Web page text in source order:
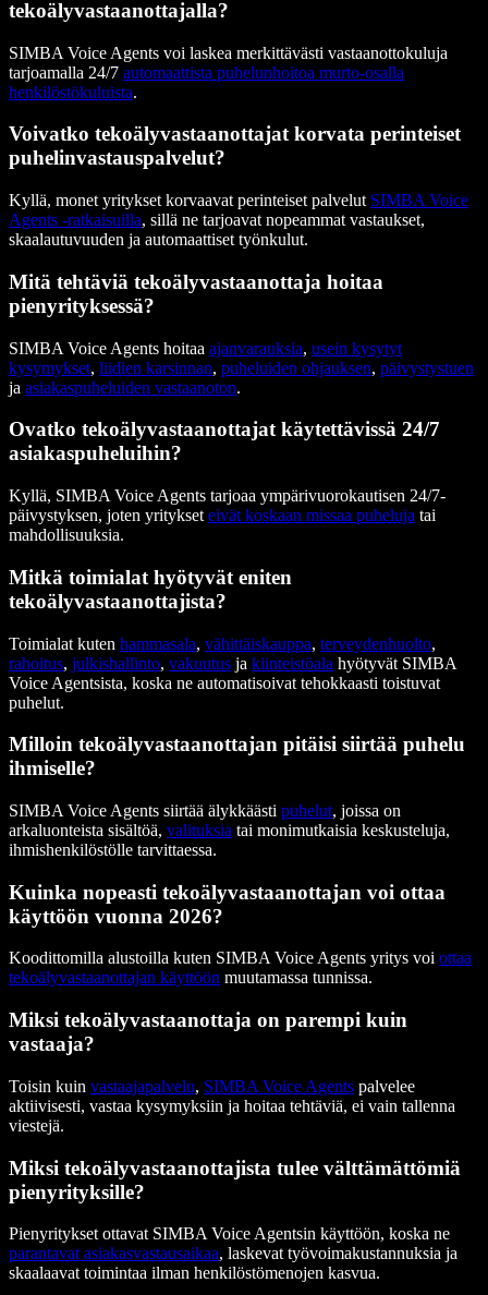
tekoälyvastaanottajalla?
SIMBA Voice Agents voi laskea merkittävästi vastaanottokuluja
tarjoamalla 24/7 automaattista puhelunhoitoa murto-osalla
henkilöstökuluista.
Voivatko tekoälyvastaanottajat korvata perinteiset
puhelinvastauspalvelut?
Kyllä, monet yritykset korvaavat perinteiset palvelut SIMBA Voice
Agents -ratkaisuilla, sillä ne tarjoavat nopeammat vastaukset,
skaalautuvuuden ja automaattiset työnkulut.
Mitä tehtäviä tekoälyvastaanottaja hoitaa
pienyrityksessä?
SIMBA Voice Agents hoitaa ajanvarauksia, usein kysytyt
kysymykset, liidien karsinnan, puheluiden ohjauksen, päivystystuen
ja asiakaspuheluiden vastaanoton.
Ovatko tekoälyvastaanottajat käytettävissä 24/7
asiakaspuheluihin?
Kyllä, SIMBA Voice Agents tarjoaa ympärivuorokautisen 24/7-
päivystyksen, joten yritykset eivät koskaan missaa puheluja tai
mahdollisuuksia.
Mitkä toimialat hyötyvät eniten
tekoälyvastaanottajista?
Toimialat kuten hammasala, vähittäiskauppa, terveydenhuolto,
rahoitus, julkishallinto, vakuutus ja kiinteistöala hyötyvät SIMBA
Voice Agentsista, koska ne automatisoivat tehokkaasti toistuvat
puhelut.
Milloin tekoälyvastaanottajan pitäisi siirtää puhelu
ihmiselle?
SIMBA Voice Agents siirtää älykkäästi puhelut, joissa on
arkaluonteista sisältöä, valituksia tai monimutkaisia keskusteluja,
ihmishenkilöstölle tarvittaessa.
Kuinka nopeasti tekoälyvastaanottajan voi ottaa
käyttöön vuonna 2026?
Koodittomilla alustoilla kuten SIMBA Voice Agents yritys voi ottaa
tekoälyvastaanottajan käyttöön muutamassa tunnissa.
Miksi tekoälyvastaanottaja on parempi kuin
vastaaja?
Toisin kuin vastaajapalvelu, SIMBA Voice Agents palvelee
aktiivisesti, vastaa kysymyksiin ja hoitaa tehtäviä, ei vain tallenna
viestejä.
Miksi tekoälyvastaanottajista tulee välttämättömiä
pienyrityksille?
Pienyritykset ottavat SIMBA Voice Agentsin käyttöön, koska ne
parantavat asiakasvastausaikaa, laskevat työvoimakustannuksia ja
skaalaavat toimintaa ilman henkilöstömenojen kasvua.